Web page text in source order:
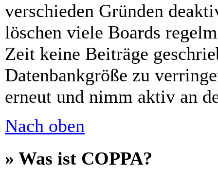
verschieden Gründen
löschen viele Boards
Zeit keine Beiträge
Datenbankgröße zu
erneut und nimm aktiv an
Nach oben
» Was ist COPPA?